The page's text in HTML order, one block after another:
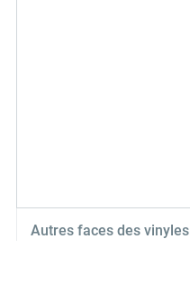
Autres faces des vinyles